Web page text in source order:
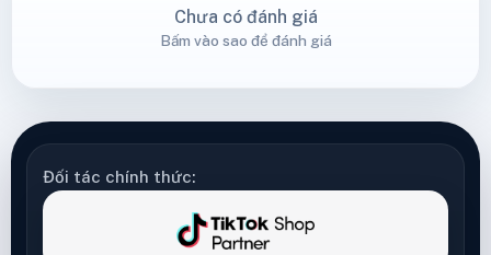
Chưa có đánh giá
Bấm vào sao để đánh giá
Đối tác chính thức: